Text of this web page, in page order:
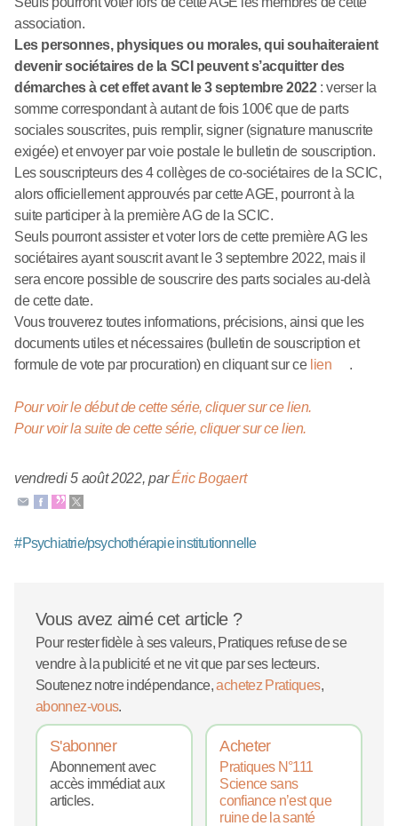
association.
Les personnes, physiques ou morales, qui souhaiteraient
devenir sociétaires de la SCI peuvent s’acquitter des
démarches à cet effet avant le 3 septembre 2022: verser la
somme correspondant à autant de fois 100€ que de parts
sociales souscrites, puis remplir, signer (signature manuscrite
exigée) et envoyer par voie postale le bulletin de souscription.
Les souscripteurs des 4 collèges de co-sociétaires de la SCIC,
alors officiellement approuvés par cette AGE, pourront à la
suite participer à la première AG de la SCIC.
Seuls pourront assister et voter lors de cette première AG les
sociétaires ayant souscrit avant le 3 septembre 2022, mais il
sera encore possible de souscrire des parts sociales au-delà
de cette date.
Vous trouverez toutes informations, précisions, ainsi que les
documents utiles et nécessaires (bulletin de souscription et
formule de vote par procuration) en cliquant sur ce lien .
Pour voir le début de cette série, cliquer sur ce lien.
Pour voir la suite de cette série, cliquer sur ce lien.
vendredi 5 août 2022,parÉric Bogaert
#Psychiatrie/psychothérapie institutionnelle
Vous avez aimé cet article ?
Pour rester fidèle à ses valeurs, Pratiques refuse de se
vendre à la publicité et ne vit que par ses lecteurs.
Soutenez notre indépendance,achetez Pratiques,
abonnez-vous.
S'abonner
Abonnement avec
accès immédiat aux
articles.
Acheter
Pratiques N°111
Science sans
confiance n’est que
ruine de la santé